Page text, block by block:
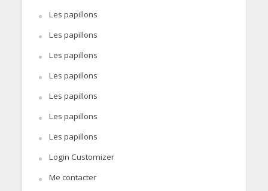
Les papillons
Les papillons
Les papillons
Les papillons
Les papillons
Les papillons
Les papillons
Login Customizer
Me contacter